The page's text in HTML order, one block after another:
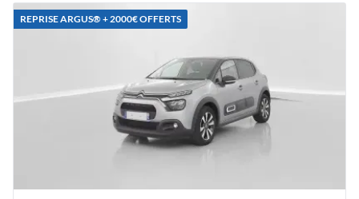
REPRISE ARGUS®️ + 2000€ OFFERTS